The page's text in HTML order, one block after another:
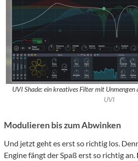
UVI Shade: ein kreatives Filter mit Unmengen
UVI
Modulieren bis zum Abwinken
Und jetzt geht es erst so richtig los.
Engine fängt der Spaß erst so richtig an.